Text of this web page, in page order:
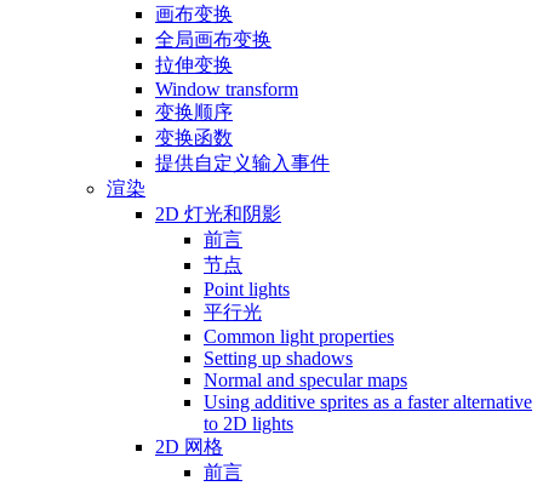
画布变换
全局画布变换
拉伸变换
Window transform
变换顺序
变换函数
提供自定义输入事件
渲染
2D 灯光和阴影
前言
节点
Point lights
平行光
Common light properties
Setting up shadows
Normal and specular maps
Using additive sprites as a faster alternative
to 2D lights
2D 网格
前言